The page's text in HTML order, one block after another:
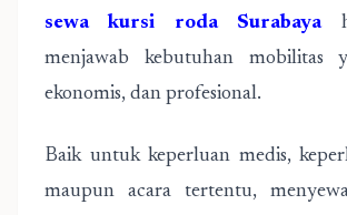
sewa kursi roda Surabaya
menjawab kebutuhan mobilitas
ekonomis, dan profesional.
Baik untuk keperluan medis,
maupun acara tertentu,